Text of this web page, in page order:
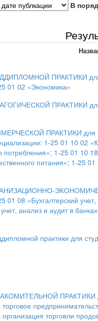
В
ПРАКТИКИ для
01 02 «Экономика»
ПРАКТИКИ для
ПРАКТИКИ для
1-25 01 10 02
потребления»; 1-25 01 10
питания»; 1-25
01 08 «Бухгалтерский
анализ и аудит в
практики для
ПРАКТИКИ
торговли